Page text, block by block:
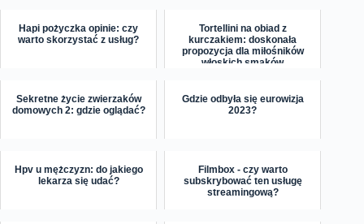
Hapi pożyczka opinie: czy
warto skorzystać z usług?
Tortellini na obiad z
kurczakiem: doskonała
propozycja dla miłośników
włoskich smaków
Sekretne życie zwierzaków
domowych 2: gdzie oglądać?
Gdzie odbyła się eurowizja
2023?
Hpv u mężczyzn: do jakiego
lekarza się udać?
Filmbox - czy warto
subskrybować ten usługę
streamingową?